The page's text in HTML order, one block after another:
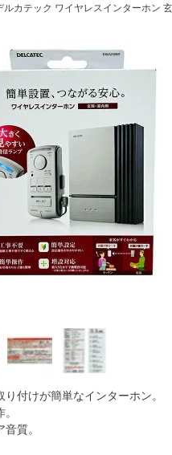
カテック ワイヤレスインターホン
付けが簡単なインターホン。
質。